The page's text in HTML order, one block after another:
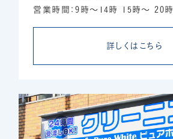
営業時間：9時～14時 15時～ 20時
詳しくはこちら